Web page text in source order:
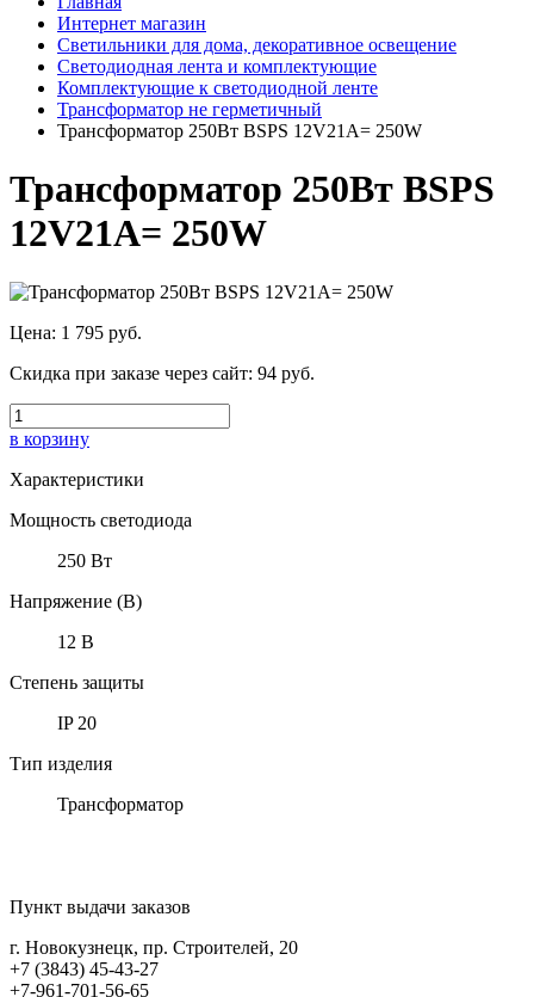
Интернет магазин
Светильники для дома, декоративное освещение
Светодиодная лента и комплектующие
Комплектующие к светодиодной ленте
Трансформатор не герметичный
Трансформатор 250Вт BSPS 12V21A= 250W
Трансформатор 250Вт BSPS
12V21A= 250W
Цена: 1 795 руб.
Скидка при заказе через сайт: 94 руб.
в корзину
Характеристики
Мощность светодиода
250 Вт
Напряжение (В)
12 В
Степень защиты
IP 20
Тип изделия
Трансформатор
Пункт выдачи заказов
г. Новокузнецк, пр. Строителей, 20
+7 (3843) 45-43-27
+7-961-701-56-65